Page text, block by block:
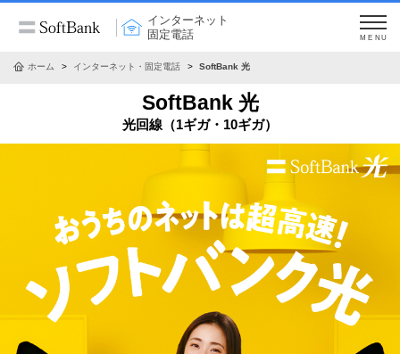
インターネット
固定電話
MENU
ホーム インターネット・固定電話 SoftBank 光
SoftBank 光
光回線（1ギガ・10ギガ）